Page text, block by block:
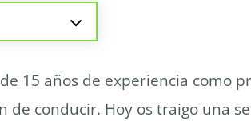
la primera?
15 años de experiencia como
conducir. Hoy os traigo una